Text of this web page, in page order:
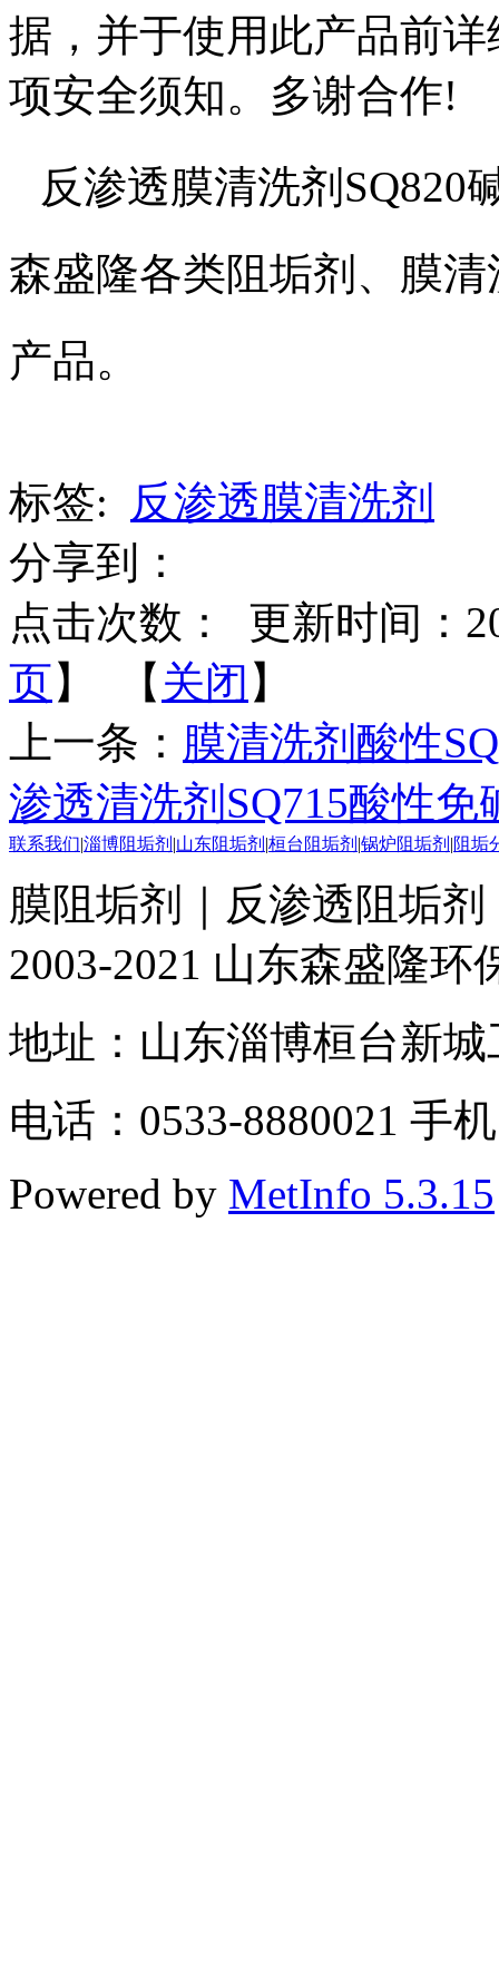
据，并于使用此产品前
项安全须知。多谢合作!
反渗透膜清洗剂SQ820
森盛隆各类阻垢剂、膜
产品。
标签:
反渗透膜清洗剂
分享到：
点击次数：
更新时间：
页】 【 关闭 】
上一条： 膜清洗剂酸性
渗透清洗剂SQ715酸性免
联系我们|淄博阻垢剂 |山东阻垢剂 |桓台阻垢剂 |锅炉阻垢剂 |阻垢
膜阻垢剂｜反渗透阻垢
2003-2021 山东森盛隆
地址：山东淄博桓台新
电话：0533-8880021 手
Powered by MetInfo 5.3.15